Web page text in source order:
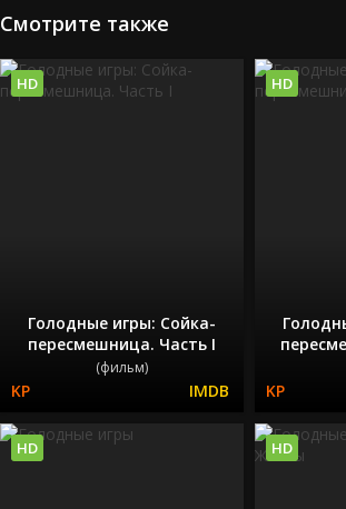
Смотрите также
Голодные игры: Сойка-
пересмешница. Часть I
(фильм)
HD HD
HD HD